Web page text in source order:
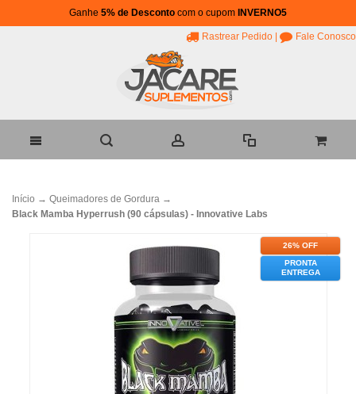
Ganhe 5% de Desconto com o cupom INVERNO5
Rastrear Pedido Fale Conosco
Início → Queimadores de Gordura →
Black Mamba Hyperrush (90 cápsulas) - Innovative Labs
26% OFF
PRONTA
ENTREGA